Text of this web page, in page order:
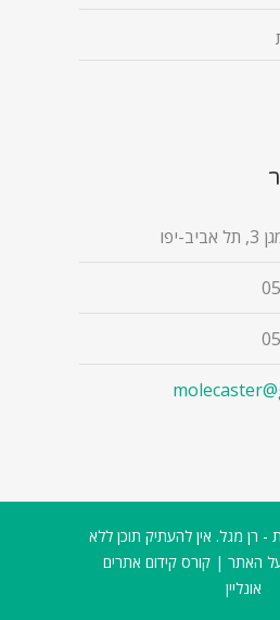
- רן מגל. אין להעתיק תוכן ללא
האתר |קורס קידום אתרים
אונליין